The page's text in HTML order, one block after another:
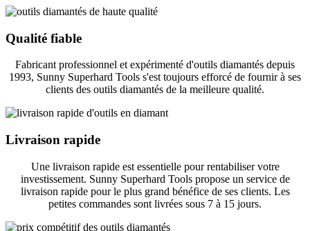
Qualité fiable
Fabricant professionnel et expérimenté d'outils diamantés depuis
1993, Sunny Superhard Tools s'est toujours efforcé de fournir à ses
clients des outils diamantés de la meilleure qualité.
Livraison rapide
Une livraison rapide est essentielle pour rentabiliser votre
investissement. Sunny Superhard Tools propose un service de
livraison rapide pour le plus grand bénéfice de ses clients. Les
petites commandes sont livrées sous 7 à 15 jours.